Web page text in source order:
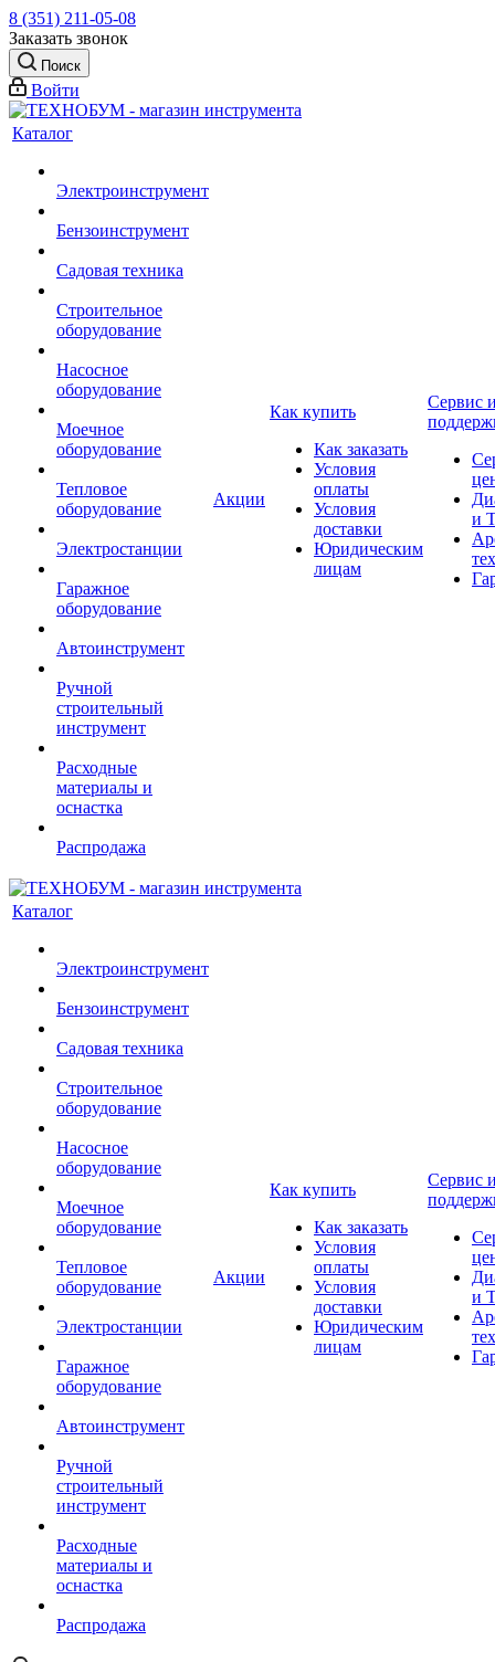
8 (351) 211-05-08
Заказать звонок
Поиск
Войти
Каталог
Электроинструмент
Бензоинструмент
Садовая техника
Строительное
оборудование
Насосное
оборудование
Моечное
оборудование
Тепловое
оборудование
Электростанции
Гаражное
оборудование
Автоинструмент
Ручной
строительный
инструмент
Расходные
материалы и
оснастка
Распродажа
Акции
Как купить
Как заказать
Условия
оплаты
Условия
доставки
Юридическим
лицам
Сервис
и
Каталог
Электроинструмент
Бензоинструмент
Садовая техника
Строительное
оборудование
Насосное
оборудование
Моечное
оборудование
Тепловое
оборудование
Электростанции
Гаражное
оборудование
Автоинструмент
Ручной
строительный
инструмент
Расходные
материалы и
оснастка
Распродажа
Акции
Как купить
Как заказать
Условия
оплаты
Условия
доставки
Юридическим
лицам
Сервис
и